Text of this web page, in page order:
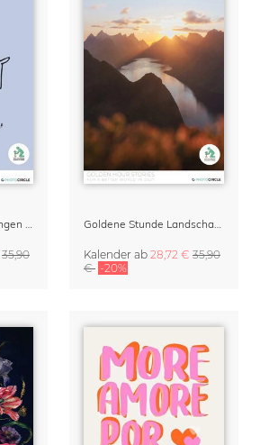
Picassos Tierzeichnungen Kalender 2027 – Pastel Edition
35,90
Goldene Stunde Landschaftskalender 2027 von Reiner Hofer
Kalender ab 28,72 € 35,90
€ -20%